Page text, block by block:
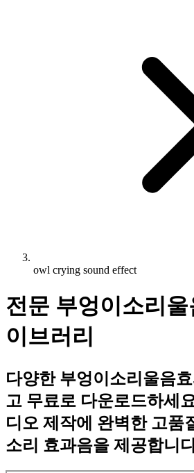
owl crying sound effect
전문 부엉이소리
이브러리
다양한 부엉이소리울음
고 무료로 다운로드하세
디오 제작에 완벽한 고품
소리 효과음을 제공합니